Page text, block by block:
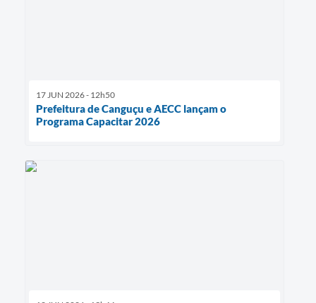
17 JUN 2026 - 12h50
Prefeitura de Canguçu e AECC lançam o
Programa Capacitar 2026